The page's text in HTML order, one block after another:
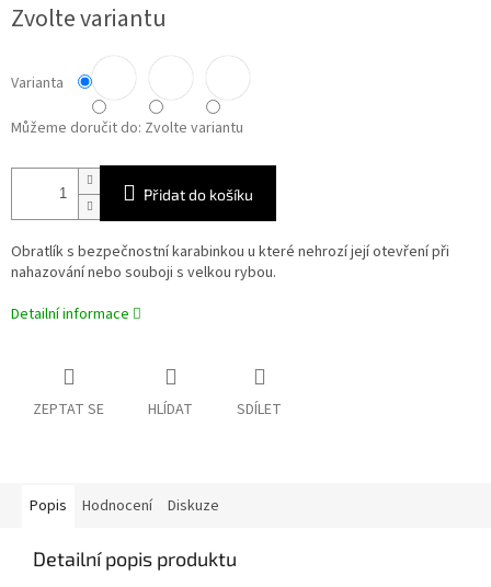
cena:
Zvolte variantu
Varianta
Můžeme doručit do: Zvolte variantu
Přidat do košíku
Obratlík s bezpečnostní karabinkou u které nehrozí její otevření při
nahazování nebo souboji s velkou rybou.
Detailní informace
ZEPTAT SE HLÍDAT SDÍLET
Popis Hodnocení Diskuze
Detailní popis produktu